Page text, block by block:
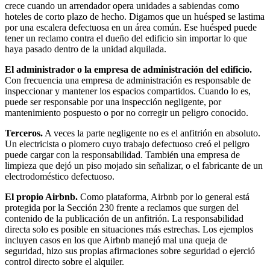
crece cuando un arrendador opera unidades a sabiendas como
hoteles de corto plazo de hecho. Digamos que un huésped se lastima
por una escalera defectuosa en un área común. Ese huésped puede
tener un reclamo contra el dueño del edificio sin importar lo que
haya pasado dentro de la unidad alquilada.
El administrador o la empresa de administración del edificio.
Con frecuencia una empresa de administración es responsable de
inspeccionar y mantener los espacios compartidos. Cuando lo es,
puede ser responsable por una inspección negligente, por
mantenimiento pospuesto o por no corregir un peligro conocido.
Terceros.A veces la parte negligente no es el anfitrión en absoluto.
Un electricista o plomero cuyo trabajo defectuoso creó el peligro
puede cargar con la responsabilidad. También una empresa de
limpieza que dejó un piso mojado sin señalizar, o el fabricante de un
electrodoméstico defectuoso.
El propio Airbnb. Como plataforma, Airbnb por lo general está
protegida por la Sección 230 frente a reclamos que surgen del
contenido de la publicación de un anfitrión. La responsabilidad
directa solo es posible en situaciones más estrechas. Los ejemplos
incluyen casos en los que Airbnb manejó mal una queja de
seguridad, hizo sus propias afirmaciones sobre seguridad o ejerció
control directo sobre el alquiler.